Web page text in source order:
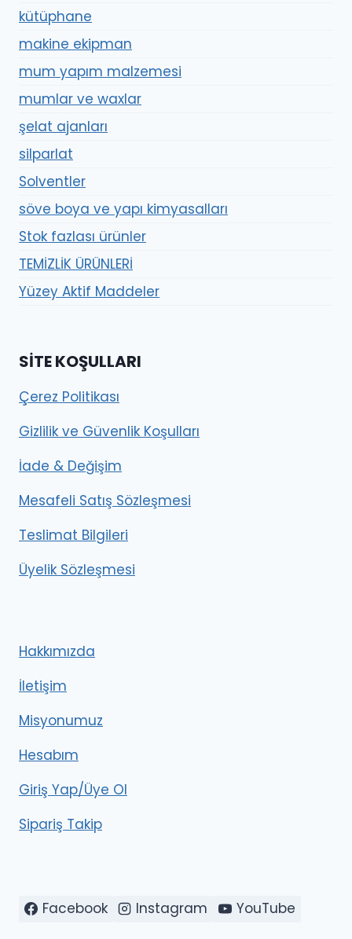
kütüphane
makine ekipman
mum yapım malzemesi
mumlar ve waxlar
şelat ajanları
silparlat
Solventler
söve boya ve yapı kimyasalları
Stok fazlası ürünler
TEMİZLİK ÜRÜNLERİ
Yüzey Aktif Maddeler
SITE KOŞULLARI
Çerez Politikası
Gizlilik ve Güvenlik Koşulları
İade & Değişim
Mesafeli Satış Sözleşmesi
Teslimat Bilgileri
Üyelik Sözleşmesi
Hakkımızda
İletişim
Misyonumuz
Hesabım
Giriş Yap/Üye Ol
Sipariş Takip
Facebook Instagram YouTube